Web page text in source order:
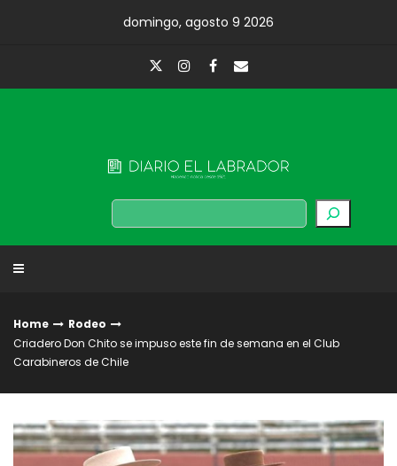
domingo, agosto 9 2026
Buscar
Home
Rodeo
Criadero Don Chito se impuso este fin de semana en el Club
Carabineros de Chile